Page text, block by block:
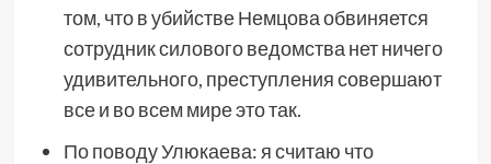
том, что в убийстве Немцова обвиняется
сотрудник силового ведомства нет ничего
удивительного, преступления совершают
все и во всем мире это так.
По поводу Улюкаева: я считаю что